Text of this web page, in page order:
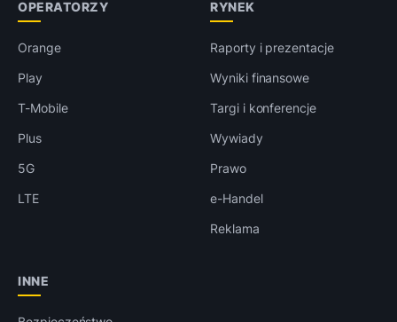
OPERATORZY
Orange
Play
T-Mobile
Plus
5G
LTE
RYNEK
Raporty i prezentacje
Wyniki finansowe
Targi i konferencje
Wywiady
Prawo
e-Handel
Reklama
INNE